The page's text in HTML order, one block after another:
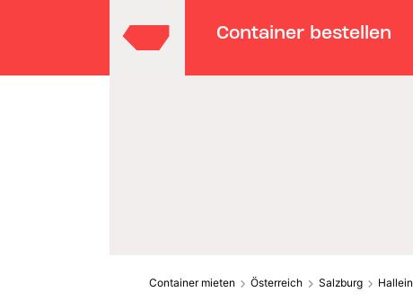
Container bestellen
Container mieten Österreich Salzburg Hallein